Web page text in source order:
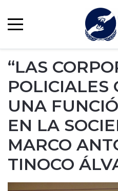
“LAS
POLICIALES
UNA
EN LA
MARCO
TINOCO